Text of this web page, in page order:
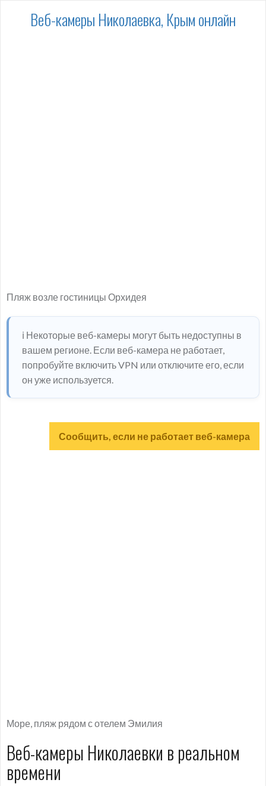
Веб-камеры Николаевка, Крым онлайн
Пляж возле гостиницы Орхидея
ℹ️ Некоторые веб-камеры могут быть недоступны в
вашем регионе. Если веб-камера не работает,
попробуйте включить VPN или отключите его, если
он уже используется.
Сообщить, если не работает веб-камера
Море, пляж рядом с отелем Эмилия
Веб-камеры Николаевки в реальном
времени